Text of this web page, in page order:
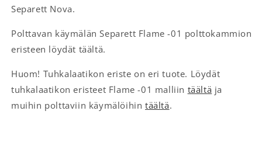
Separett Nova.
Polttavan käymälän Separett Flame -01 polttokammion
eristeen löydät täältä.
Huom! Tuhkalaatikon eriste on eri tuote. Löydät
tuhkalaatikon eristeet Flame -01 malliin täältä ja
muihin polttaviin käymälöihintäältä.